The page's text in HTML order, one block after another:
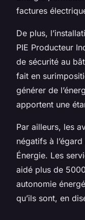
factures
De plus,
PIE Producteur
de sécurité au
fait en
générer de
apportent une
Par ailleurs, les
négatifs à
Énergie. Les
aidé plus de
autonomie
qu’ils sont, en